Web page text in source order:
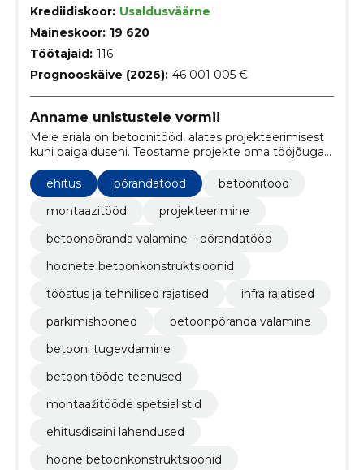
Krediidiskoor: Usaldusväärne
Maineskoor: 19 620
Töötajaid: 116
Prognooskäive (2026): 46 001 005 €
Anname unistustele vormi!
Meie eriala on betoonitööd, alates projekteerimisest
kuni paigalduseni. Teostame projekte oma tööjõuga
tuginedes aastatepikkusele erialasele kompetentsile
ning kogemusele.
ehitus põrandatööd
betoonitööd
montaazitööd
projekteerimine
betoonpõranda valamine – põrandatööd
hoonete betoonkonstruktsioonid
tööstus ja tehnilised rajatised
infra rajatised
parkimishooned
betoonpõranda valamine
betooni tugevdamine
betoonitööde teenused
montaažitööde spetsialistid
ehitusdisaini lahendused
hoone betoonkonstruktsioonid